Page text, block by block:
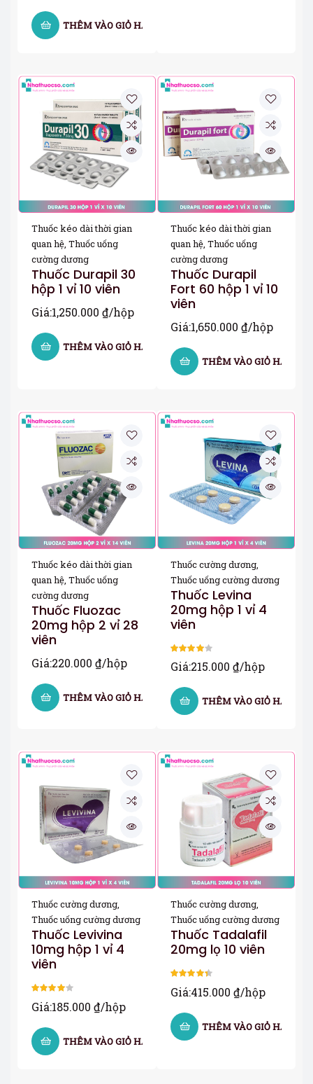
THÊM VÀO GIỎ HÀNG
Thuốc kéo dài thời gian
quan hệ, Thuốc uống
cường dương
Thuốc Durapil 30
hộp 1 vỉ 10 viên
Giá:1,250.000 ₫/hộp
THÊM VÀO GIỎ HÀNG
Thuốc kéo dài thời gian
quan hệ, Thuốc uống
cường dương
Thuốc Durapil
Fort 60 hộp 1 vỉ 10
viên
Giá:1,650.000 ₫/hộp
THÊM VÀO GIỎ HÀNG
Thuốc kéo dài thời gian
quan hệ, Thuốc uống
cường dương
Thuốc Fluozac
20mg hộp 2 vỉ 28
viên
Giá:220.000 ₫/hộp
THÊM VÀO GIỎ HÀNG
Thuốc cường dương,
Thuốc uống cường dương
Thuốc Levina
20mg hộp 1 vỉ 4
viên
Được xếp
5 sao
Giá:215.000 ₫/hộp
THÊM VÀO GIỎ HÀNG
Thuốc cường dương,
Thuốc uống cường dương
Thuốc Levivina
10mg hộp 1 vỉ 4
viên
Được xếp
hạng4.00
5 sao
Giá:185.000 ₫/hộp
THÊM VÀO GIỎ HÀNG
Thuốc cường dương,
Thuốc uống cường dương
Thuốc Tadalafil
20mg lọ 10 viên
Được xếp
hạng4.33
5 sao
Giá:415.000 ₫/hộp
THÊM VÀO GIỎ HÀNG